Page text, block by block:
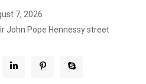
7, 2026
John Pope Hennessy street